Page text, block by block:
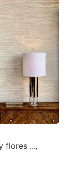
flores ...,